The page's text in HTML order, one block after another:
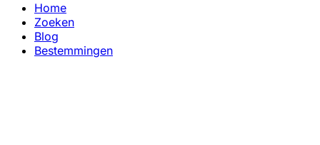
Home
Zoeken
Blog
Bestemmingen